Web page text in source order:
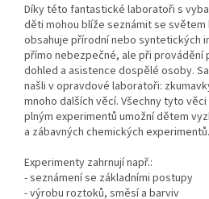
Díky této fantastické laboratoři s
děti mohou blíže seznámit se světem
obsahuje přírodní nebo syntetických
přímo nebezpečné, ale při provádění
dohled a asistence dospělé osoby.
našli v opravdové laboratoři:
mnoho dalších věcí. Všechny tyto
plným experimentů umožní dětem
a zábavných chemických experimentů.
Experimenty zahrnují např.:
- seznámení se základními postupy
- výrobu roztoků, směsí a barviv